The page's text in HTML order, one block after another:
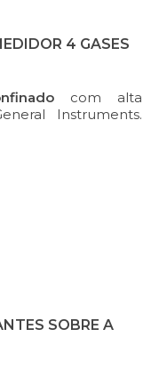
4 GASES
com alta
Instruments.
SOBRE A